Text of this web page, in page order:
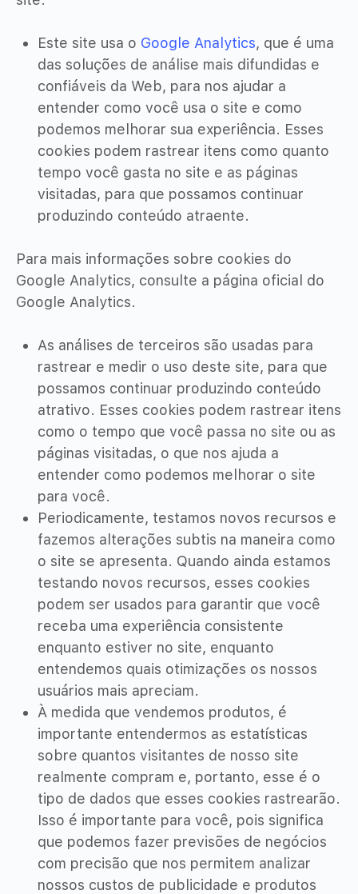
Este site usa o Google Analytics, que é uma
das soluções de análise mais difundidas e
confiáveis ​​da Web, para nos ajudar a
entender como você usa o site e como
podemos melhorar sua experiência. Esses
cookies podem rastrear itens como quanto
tempo você gasta no site e as páginas
visitadas, para que possamos continuar
produzindo conteúdo atraente.
Para mais informações sobre cookies do
Google Analytics, consulte a página oficial do
Google Analytics.
As análises de terceiros são usadas para
rastrear e medir o uso deste site, para que
possamos continuar produzindo conteúdo
atrativo. Esses cookies podem rastrear itens
como o tempo que você passa no site ou as
páginas visitadas, o que nos ajuda a
entender como podemos melhorar o site
para você.
Periodicamente, testamos novos recursos e
fazemos alterações subtis na maneira como
o site se apresenta. Quando ainda estamos
testando novos recursos, esses cookies
podem ser usados ​​para garantir que você
receba uma experiência consistente
enquanto estiver no site, enquanto
entendemos quais otimizações os nossos
usuários mais apreciam.
À medida que vendemos produtos, é
importante entendermos as estatísticas
sobre quantos visitantes de nosso site
realmente compram e, portanto, esse é o
tipo de dados que esses cookies rastrearão.
Isso é importante para você, pois significa
que podemos fazer previsões de negócios
com precisão que nos permitem analizar
nossos custos de publicidade e produtos